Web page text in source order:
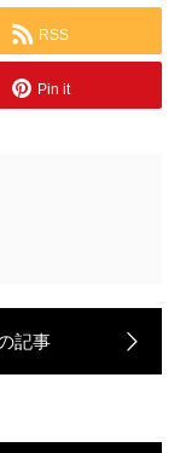
RSS
Pin it